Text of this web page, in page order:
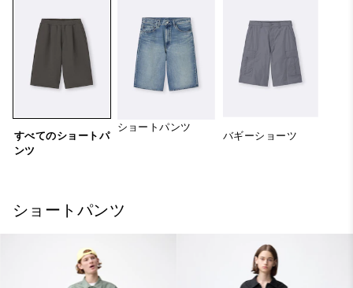
すべてのショートパ
ンツ
ショートパンツ
バギーショーツ
ショートパンツ